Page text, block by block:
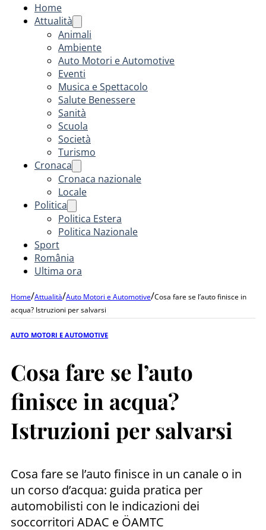
Home
Attualità
Animali
Ambiente
Auto Motori e Automotive
Eventi
Musica e Spettacolo
Salute Benessere
Sanità
Scuola
Società
Turismo
Cronaca
Cronaca nazionale
Locale
Politica
Politica Estera
Politica Nazionale
Sport
România
Ultima ora
Home/Attualità/Auto Motori e Automotive/Cosa fare se l’auto finisce in
acqua? Istruzioni per salvarsi
AUTO MOTORI E AUTOMOTIVE
Cosa fare se l’auto
finisce in acqua?
Istruzioni per salvarsi
Cosa fare se l’auto finisce in un canale o in
un corso d’acqua: guida pratica per
automobilisti con le indicazioni dei
soccorritori ADAC e ÖAMTC